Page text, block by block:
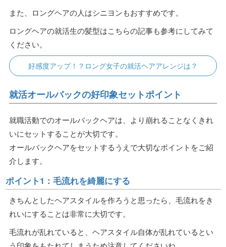
また、ロングヘアの人はシニヨンもおすすめです。
ロングヘアの就活生の髪型はこちらの記事も参考にしてみて
ください。
好感度アップ！？ロング女子の就活ヘアアレンジは？
就活オールバックの好印象セットポイント
就職活動でのオールバックヘアは、より崩れることなくきれ
いにセットすることが大切です。
オールバックヘアをセットするうえで大切なポイントをご紹
介します。
ポイント1：毛流れを綺麗にする
きちんとしたヘアスタイルを作ろうと思ったら、毛流れをき
れいにすることは非常に大切です。
毛流れが乱れていると、ヘアスタイル自体が乱れているとい